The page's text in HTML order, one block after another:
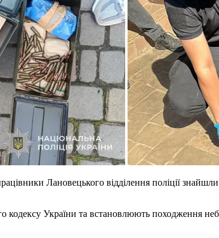
Лановецького відділення поліції
кодексу України та встановлюють походження